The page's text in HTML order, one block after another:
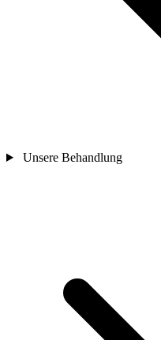
Unsere Behandlung